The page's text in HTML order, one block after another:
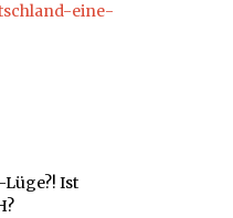
eine-
Ist